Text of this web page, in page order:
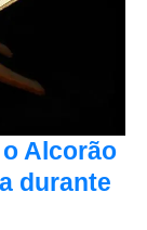
Alcorão
durante